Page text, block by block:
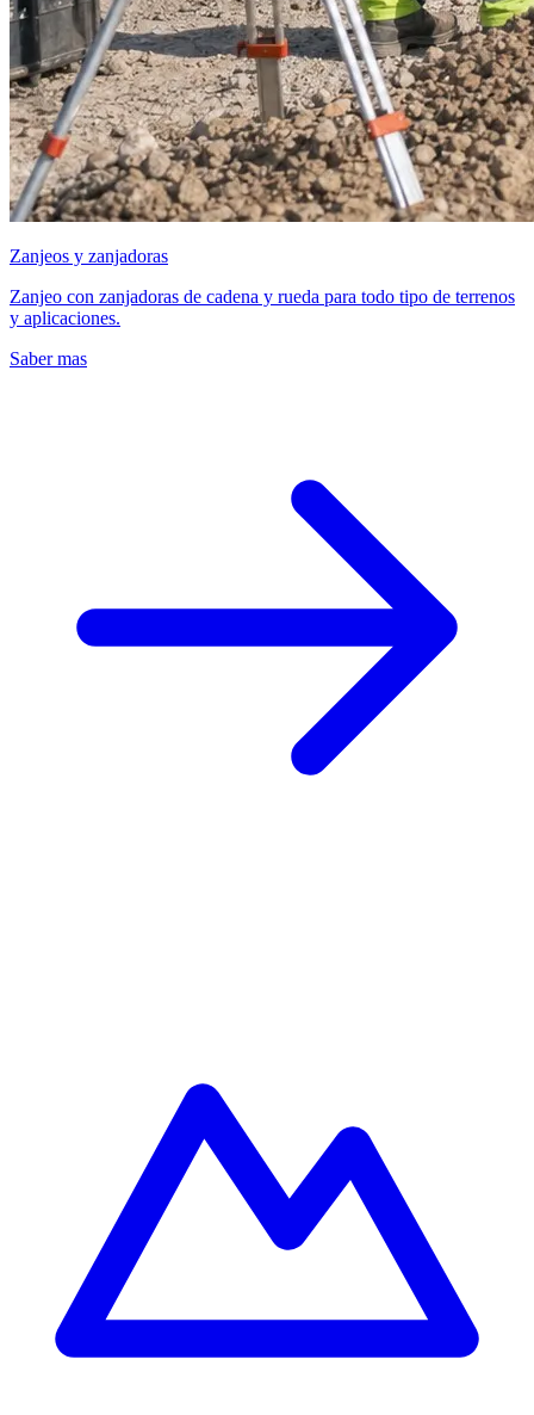
Zanjeos y zanjadoras
Zanjeo con zanjadoras de cadena y rueda para todo tipo de terrenos
y aplicaciones.
Saber mas